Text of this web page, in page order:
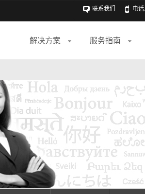
联系我们 电话
解决方案 服务指南